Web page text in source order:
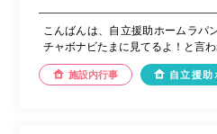
こんばんは、自立援助ホームラパ
チャボナビたまに見てるよ！と言わ
施設内行事 自立援助